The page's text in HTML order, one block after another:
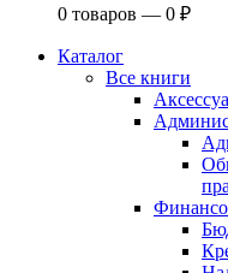
0 товаров — 0 ₽
Каталог
Все книги